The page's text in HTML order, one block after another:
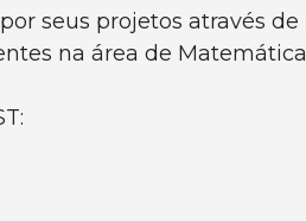
seus projetos através
na área de